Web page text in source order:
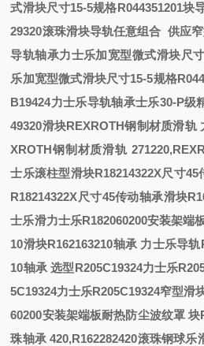
式滑块尺寸15-5规格R044351201块
29320滚珠滑块导轨任意组合 供应
导轨轴承力士乐加宽型微式滑块尺
乐加宽型微式滑块尺寸15-5规格
B19424力士乐导轨轴承士乐30-P级
49320滑块REXROTH钢制材质滑轨
XROTH钢制材质滑轨
士乐滚柱型滑块R18214322X尺寸45
R18214322X尺寸45传动轴承滑块
士乐滑力士乐R182060200安装架端
10滑块R162163210轴承 力士乐导轨
10轴承 选型R205C19324力士乐
5C19324力士乐R205C19324窄型滑
60200安装架端板耐热防尘波纹罩 块
珠轴承 420,R162282420滚珠钢球乐